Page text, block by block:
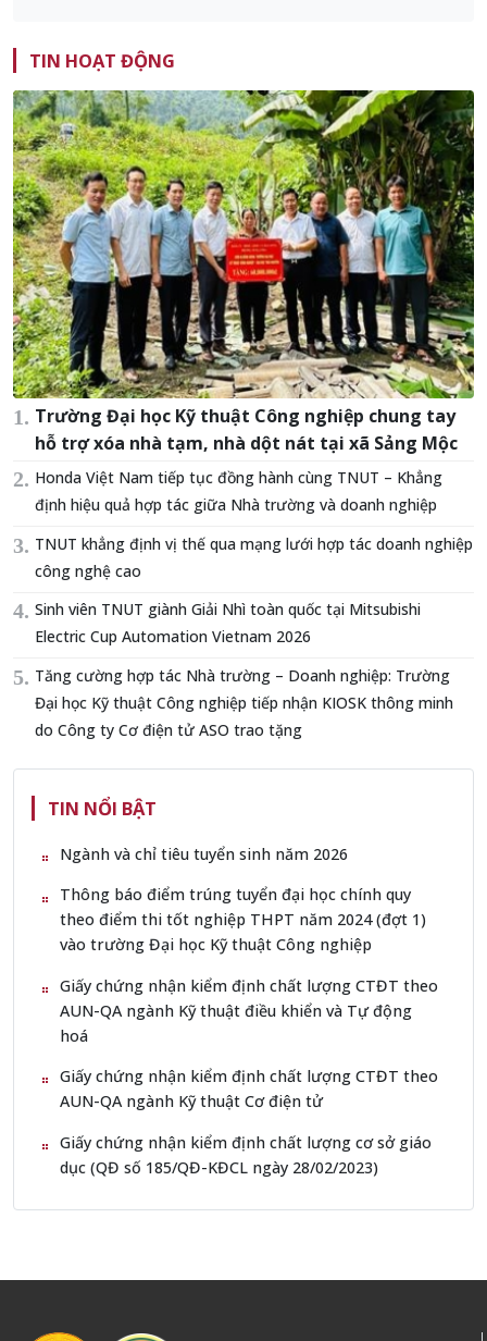
TIN HOẠT ĐỘNG
Trường Đại học Kỹ thuật Công nghiệp chung tay
hỗ trợ xóa nhà tạm, nhà dột nát tại xã Sảng Mộc
Honda Việt Nam tiếp tục đồng hành cùng TNUT – Khẳng
định hiệu quả hợp tác giữa Nhà trường và doanh nghiệp
TNUT khẳng định vị thế qua mạng lưới hợp tác doanh nghiệp
công nghệ cao
Sinh viên TNUT giành Giải Nhì toàn quốc tại Mitsubishi
Electric Cup Automation Vietnam 2026
Tăng cường hợp tác Nhà trường – Doanh nghiệp: Trường
Đại học Kỹ thuật Công nghiệp tiếp nhận KIOSK thông minh
do Công ty Cơ điện tử ASO trao tặng
TIN NỔI BẬT
Ngành và chỉ tiêu tuyển sinh năm 2026
Thông báo điểm trúng tuyển đại học chính quy
theo điểm thi tốt nghiệp THPT năm 2024 (đợt 1)
vào trường Đại học Kỹ thuật Công nghiệp
Giấy chứng nhận kiểm định chất lượng CTĐT theo
AUN-QA ngành Kỹ thuật điều khiển và Tự động
hoá
Giấy chứng nhận kiểm định chất lượng CTĐT theo
AUN-QA ngành Kỹ thuật Cơ điện tử
Giấy chứng nhận kiểm định chất lượng cơ sở giáo
dục (QĐ số 185/QĐ-KĐCL ngày 28/02/2023)